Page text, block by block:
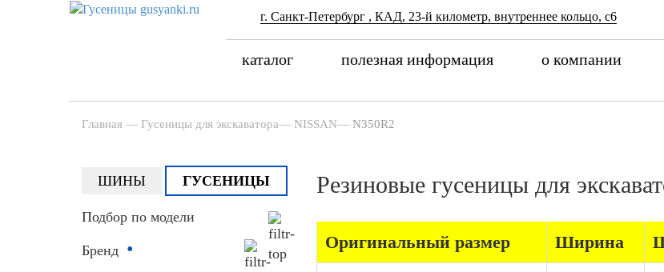
г. Санкт-Петербург , КАД, 23-й километр, внутреннее кольцо, с6
каталог полезная информация о компании
Главная — Гусеницы для экскаватора— NISSAN— N350R2
ШИНЫ ГУСЕНИЦЫ
Подбор по модели
Бренд •
Резиновые гусеницы для
Оригинальный размер Ширина